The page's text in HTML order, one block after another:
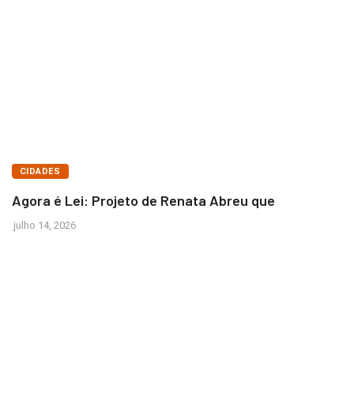
BRASÍLIA
CIDADES
Agora é Lei: Projeto de Renata Abreu que
julho 14, 2026